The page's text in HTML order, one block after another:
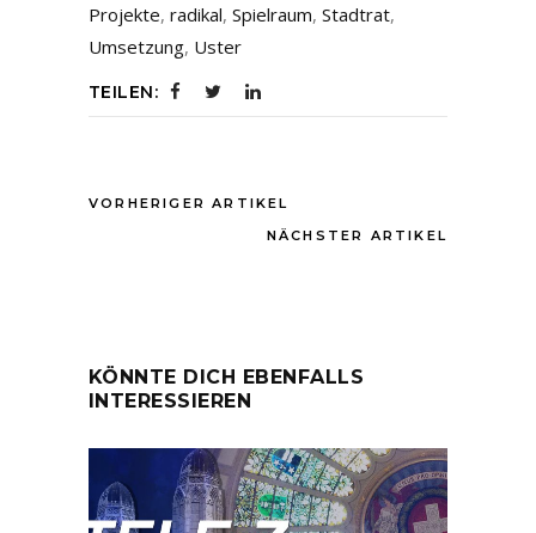
Projekte, radikal, Spielraum, Stadtrat,
Umsetzung, Uster
TEILEN:
VORHERIGER ARTIKEL
NÄCHSTER ARTIKEL
KÖNNTE DICH EBENFALLS
INTERESSIEREN